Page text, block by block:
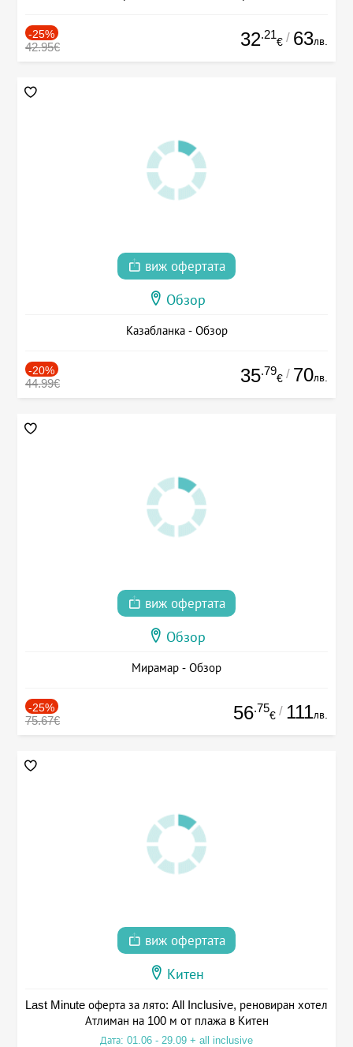
-25%
42.95€ 32.21
€ / 63лв.
виж офертата
Обзор
Казабланка - Обзор
-20%
44.99€ 35.79
€ / 70лв.
виж офертата
Обзор
Мирамар - Обзор
-25%
75.67€ 56.75
€ / 111лв.
виж офертата
Китен
Last Minute оферта за лято: All Inclusive, реновиран хотел
Атлиман на 100 м от плажа в Китен
Дата: 01.06 - 29.09 + all inclusive